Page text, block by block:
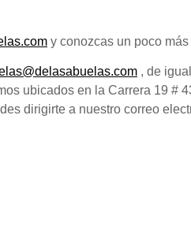
y conozcas un poco
, de
ubicados en la Carrera 19 #
dirigirte a nuestro correo